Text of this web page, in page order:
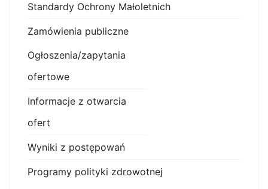
Standardy Ochrony Małoletnich
Zamówienia publiczne
Ogłoszenia/zapytania
ofertowe
Informacje z otwarcia
ofert
Wyniki z postępowań
Programy polityki zdrowotnej